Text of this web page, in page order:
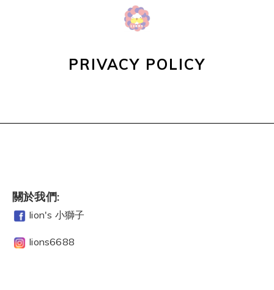
PRIVACY POLICY
關於我們:
lion's 小獅子
lions6688